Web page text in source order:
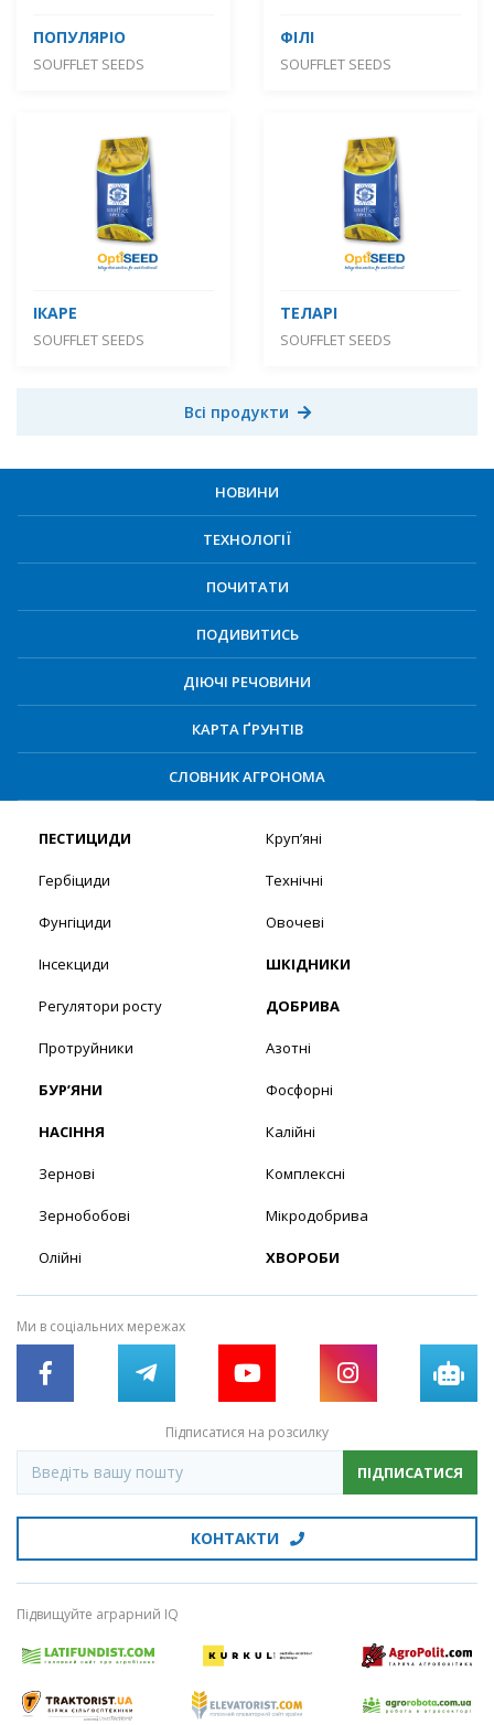
ПОПУЛЯРІО
SOUFFLET SEEDS
ФІЛІ
SOUFFLET SEEDS
ІКАРЕ
SOUFFLET SEEDS
ТЕЛАРІ
SOUFFLET SEEDS
Всі продукти
НОВИНИ
ТЕХНОЛОГІЇ
ПОЧИТАТИ
ПОДИВИТИСЬ
ДІЮЧІ РЕЧОВИНИ
КАРТА ҐРУНТІВ
СЛОВНИК АГРОНОМА
ПЕСТИЦИДИ
Гербіциди
Фунгіциди
Інсекциди
Регулятори росту
Протруйники
БУР’ЯНИ
НАСІННЯ
Зернові
Зернобобові
Олійні
Круп’яні
Технічні
Овочеві
ШКІДНИКИ
ДОБРИВА
Азотні
Фосфорні
Калійні
Комплексні
Мікродобрива
ХВОРОБИ
Ми в соціальних мережах
Підписатися на розсилку
ПІДПИСАТИСЯ
КОНТАКТИ
Підвищуйте аграрний IQ